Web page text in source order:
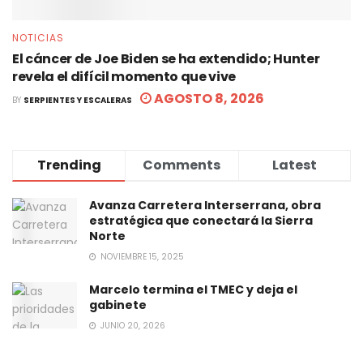
NOTICIAS
El cáncer de Joe Biden se ha extendido; Hunter
revela el difícil momento que vive
BY SERPIENTES Y ESCALERAS AGOSTO 8, 2026
Trending Comments Latest
Avanza Carretera Interserrana, obra
estratégica que conectará la Sierra
Norte
NOVIEMBRE 15, 2025
Marcelo termina el TMEC y deja el
gabinete
JUNIO 20, 2026